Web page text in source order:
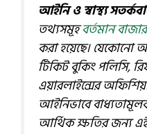
আইনি ও স্বাস্থ্য
তথ্যসমূহবর্তমান
করা হয়েছে। যেকোনো
টিকিট বুকিং পলিসি,
এয়ারলাইন্সের
আইনিভাবে
আর্থিক ক্ষতির জন্য এই